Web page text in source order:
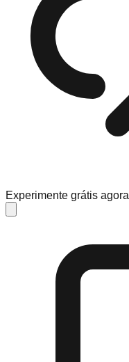
Experimente grátis agora